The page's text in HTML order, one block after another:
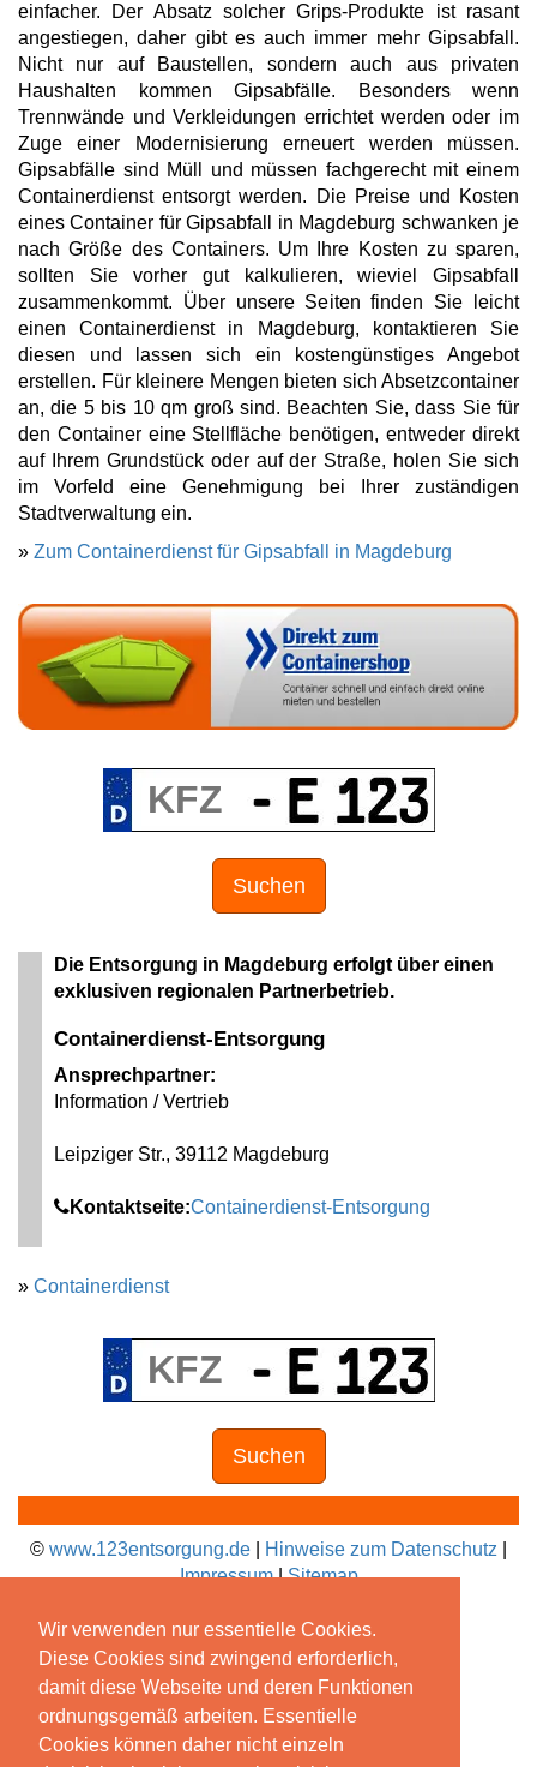
Wir verwenden nur essentielle Cookies.
Diese Cookies sind zwingend erforderlich,
damit diese Webseite und deren Funktionen
ordnungsgemäß arbeiten. Essentielle
Cookies können daher nicht einzeln
einfacher. Der Absatz solcher Grips-Produkte ist rasant
angestiegen, daher gibt es auch immer mehr Gipsabfall.
Nicht nur auf Baustellen, sondern auch aus privaten
Haushalten kommen Gipsabfälle. Besonders wenn
Trennwände und Verkleidungen errichtet werden oder im
Zuge einer Modernisierung erneuert werden müssen.
Gipsabfälle sind Müll und müssen fachgerecht mit einem
Containerdienst entsorgt werden. Die Preise und Kosten
eines Container für Gipsabfall in Magdeburg schwanken je
nach Größe des Containers. Um Ihre Kosten zu sparen,
sollten Sie vorher gut kalkulieren, wieviel Gipsabfall
zusammenkommt. Über unsere Seiten finden Sie leicht
einen Containerdienst in Magdeburg, kontaktieren Sie
diesen und lassen sich ein kostengünstiges Angebot
erstellen. Für kleinere Mengen bieten sich Absetzcontainer
an, die 5 bis 10 qm groß sind. Beachten Sie, dass Sie für
den Container eine Stellfläche benötigen, entweder direkt
auf Ihrem Grundstück oder auf der Straße, holen Sie sich
im Vorfeld eine Genehmigung bei Ihrer zuständigen
Stadtverwaltung ein.
» Zum Containerdienst für Gipsabfall in Magdeburg
Suchen
Die Entsorgung in Magdeburg erfolgt über einen
exklusiven regionalen Partnerbetrieb.
Containerdienst-Entsorgung
Ansprechpartner:
Information / Vertrieb
Leipziger Str., 39112 Magdeburg
Kontaktseite:Containerdienst-Entsorgung
» Containerdienst
Suchen
© www.123entsorgung.de Hinweise zum Datenschutz
Impressum|Sitemap